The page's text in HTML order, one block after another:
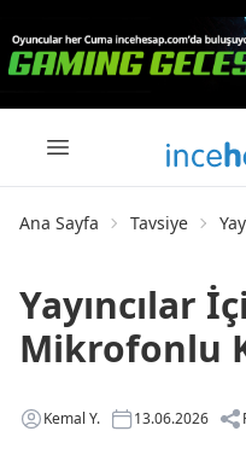
Ana Sayfa Tavsiye
Yayıncılar
Mikrofonlu
Kemal Y. 13.06.2026